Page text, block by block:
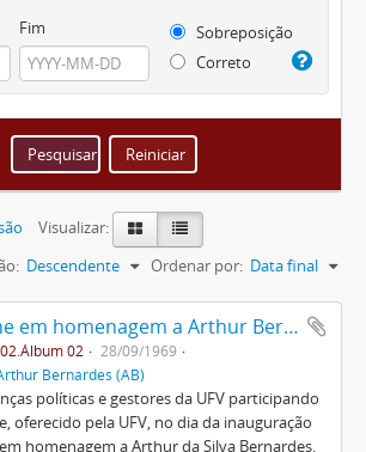
Fim
Sobreposição
Correto
Visualizar:
Ordenar por: Data final
Descendente
Almoço solene em homenagem a Arthur Bernardes
02
28/09/1969
Bernardes (AB)
políticas e gestores da UFV participando
oferecido pela UFV, no dia da inauguração
homenagem a Arthur da Silva Bernardes.